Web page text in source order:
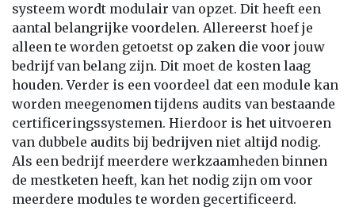
systeem wordt modulair van opzet. Dit heeft een
aantal belangrijke voordelen. Allereerst hoef je
alleen te worden getoetst op zaken die voor jouw
bedrijf van belang zijn. Dit moet de kosten laag
houden. Verder is een voordeel dat een module kan
worden meegenomen tijdens audits van bestaande
certificeringssystemen. Hierdoor is het uitvoeren
van dubbele audits bij bedrijven niet altijd nodig.
Als een bedrijf meerdere werkzaamheden binnen
de mestketen heeft, kan het nodig zijn om voor
meerdere modules te worden gecertificeerd.